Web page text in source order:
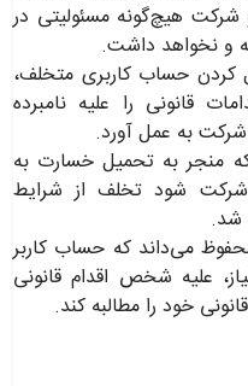
هیچ‌گونه مسئولیتی در
و نخواهد داشت.
حساب کاربری متخلف،
قانونی را علیه نامبرده
به عمل آورد.
که منجر به تحمیل خسارت به
شرکت شود تخلف از شرایط
شد.
می‌داند که حساب کاربر
علیه شخص اقدام قانونی
خود را مطالبه کند.